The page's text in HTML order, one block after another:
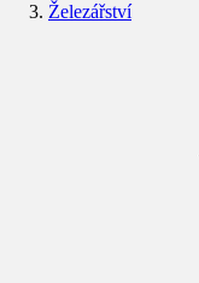
Železářství